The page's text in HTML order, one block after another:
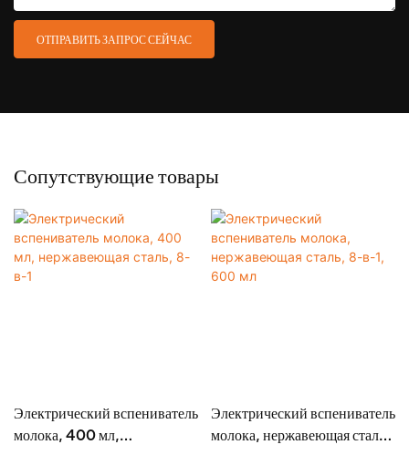
ОТПРАВИТЬ ЗАПРОС СЕЙЧАС
Сопутствующие товары
Электрический вспениватель
молока, 400 мл,
Электрический вспениватель
молока, нержавеющая сталь,